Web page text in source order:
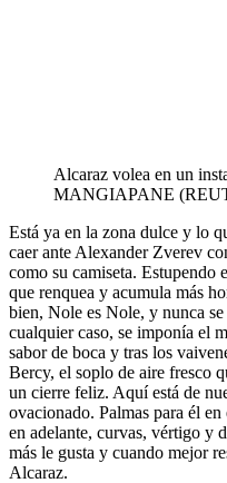
Alcaraz volea en un
MANGIAPANE
Está ya en la zona dulce y lo
caer ante Alexander Zverev
como su camiseta. Estupendo
que renquea y acumula más
bien, Nole es Nole, y nunca
cualquier caso, se imponía el
sabor de boca y tras los
Bercy, el soplo de aire fresco
un cierre feliz. Aquí está de
ovacionado. Palmas para él
en adelante, curvas, vértigo y
más le gusta y cuando mejor
Alcaraz.